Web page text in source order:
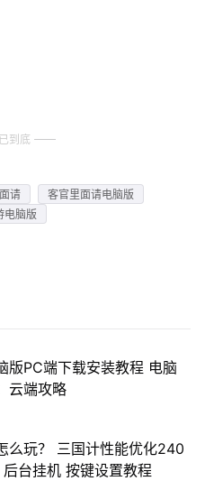
到底
请
客官里面请电脑版
电脑版
版PC端下载安装教程 电脑
云端攻略
么玩？ 三国计性能优化240
台挂机 按键设置教程